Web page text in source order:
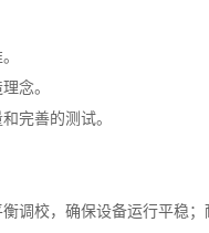
念。
完善的测试。
调校，确保设备运行平稳